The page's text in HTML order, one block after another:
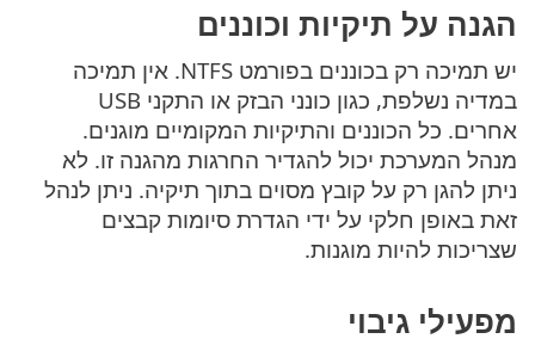
הגנה על תיקיות וכוננים
יש תמיכה רק בכוננים בפורמט NTFS. אין תמיכה
במדיה נשלפת, כגון כונני הבזק או התקני USB
אחרים. כל הכוננים והתיקיות המקומיים מוגנים.
מנהל המערכת יכול להגדיר החרגות מהגנה זו. לא
ניתן להגן רק על קובץ מסוים בתוך תיקיה. ניתן לנהל
זאת באופן חלקי על ידי הגדרת סיומות קבצים
שצריכות להיות מוגנות.
מפעילי גיבוי